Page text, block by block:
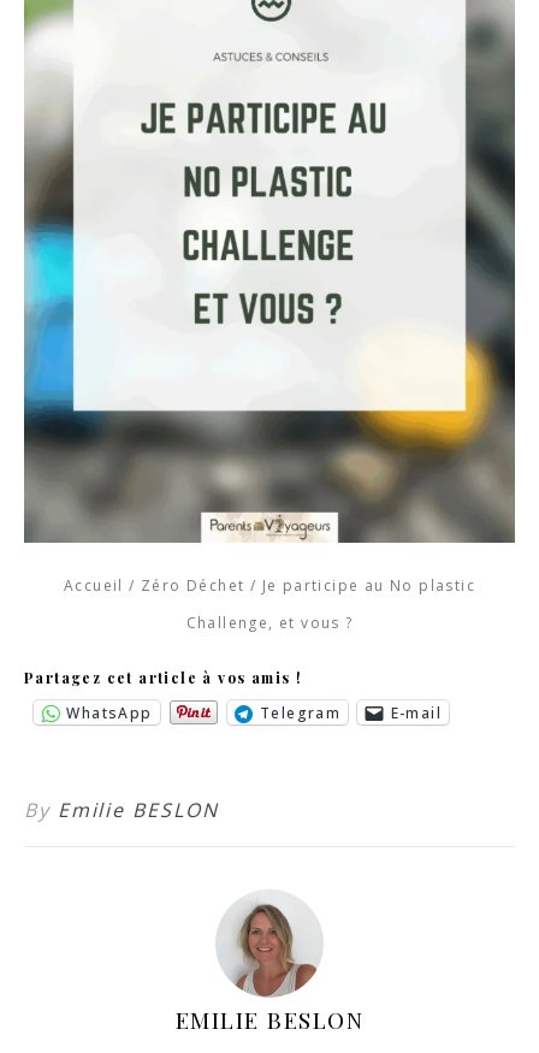
Accueil / Zéro Déchet / Je participe au No plastic
Challenge, et vous ?
Partagez cet article à vos amis !
WhatsApp Telegram E-mail
By Emilie BESLON
EMILIE BESLON